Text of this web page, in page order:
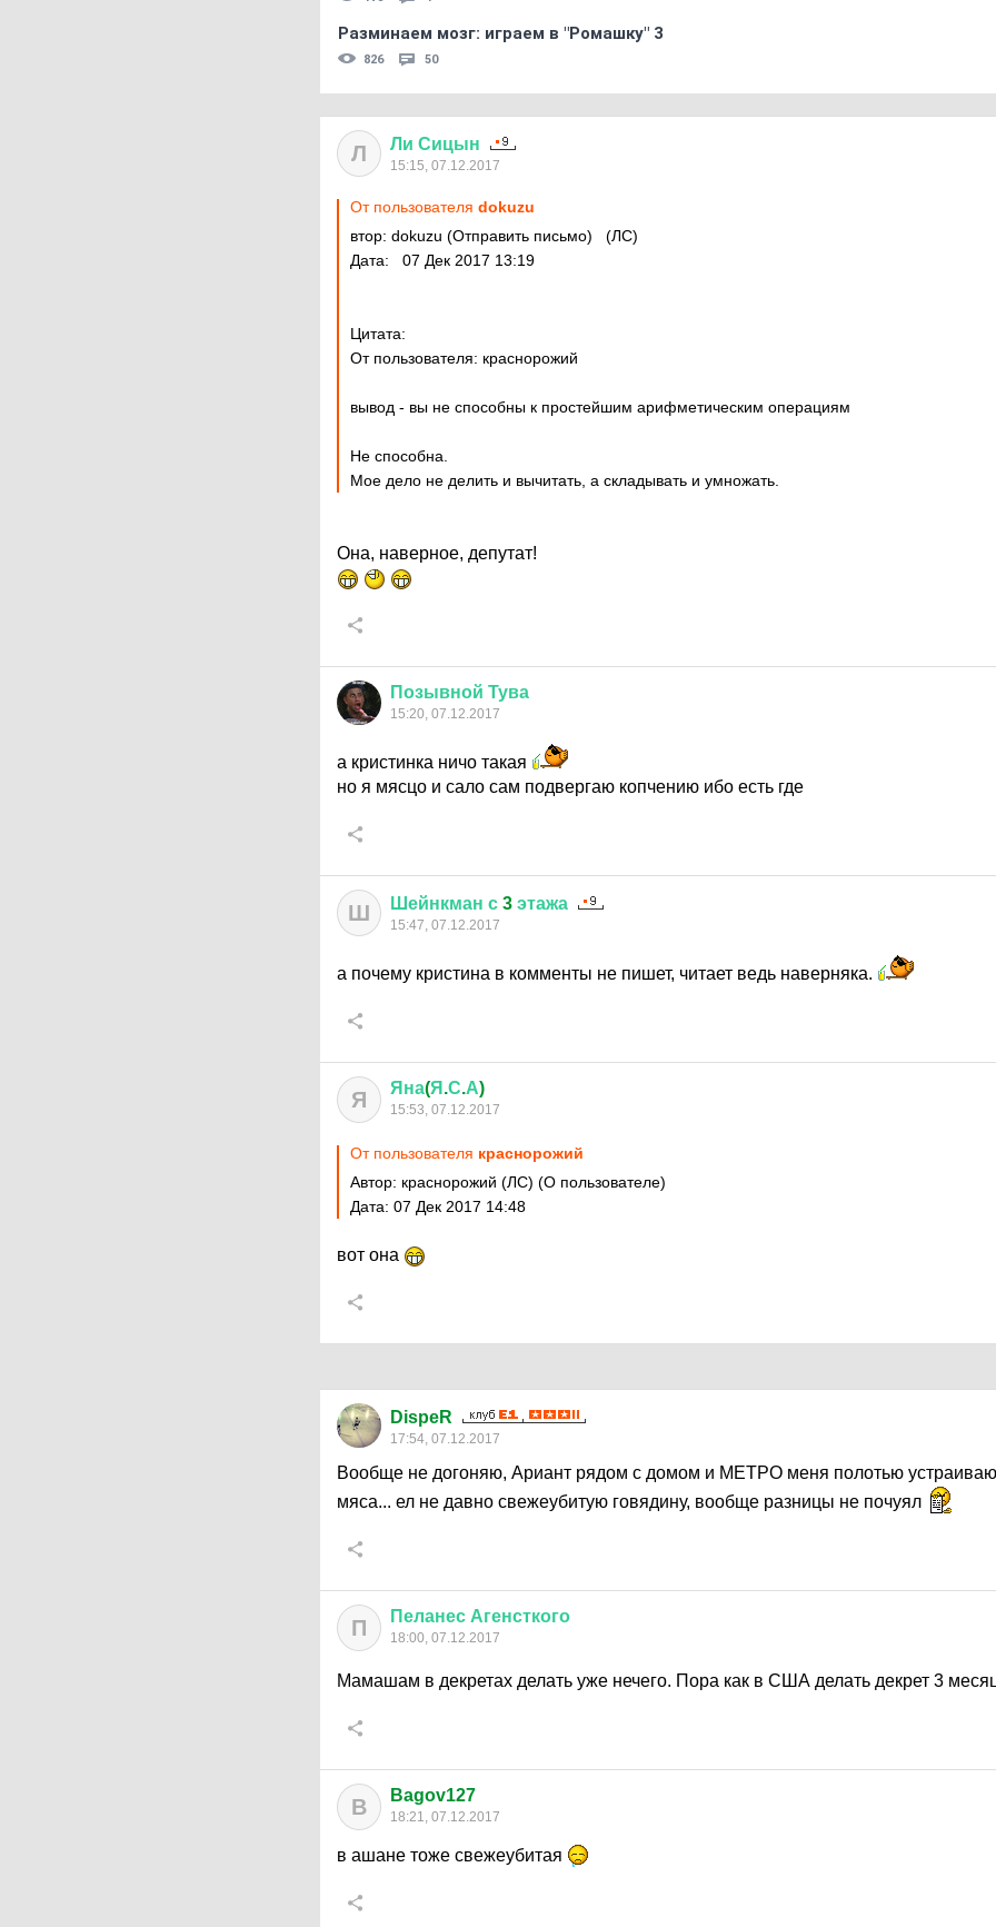
Разминаем мозг: играем в "Ромашку" 3
826 50
Л Ли Сицын
15:15, 07.12.2017
От пользователя dokuzu
втор: dokuzu (Отправить письмо) (ЛС)
Дата: 07 Дек 2017 13:19
Цитата:
От пользователя: краснорожий
вывод - вы не способны к простейшим арифметическим операциям
Не способна.
Мое дело не делить и вычитать, а складывать и умножать.
Она, наверное, депутат!
Позывной Тува
15:20, 07.12.2017
а кристинка ничо такая
но я мясцо и сало сам подвергаю копчению ибо есть где
Ш Шейнкман с 3 этажа
15:47, 07.12.2017
а почему кристина в комменты не пишет, читает ведь наверняка.
Я Яна(Я .С.А)
15:53, 07.12.2017
От пользователя краснорожий
Автор: краснорожий (ЛС) (О пользователе)
Дата: 07 Дек 2017 14:48
вот она
DispeR
17:54, 07.12.2017
Вообще не догоняю, Ариант рядом с домом и МЕТРО меня полотью
мяса... ел не давно свежеубитую говядину, вообще разницы не почуял
П Пеланес Агенсткого
18:00, 07.12.2017
Мамашам в декретах делать уже нечего. Пора как в США делать декрет 3
B Bagov127
18:21, 07.12.2017
в ашане тоже свежеубитая